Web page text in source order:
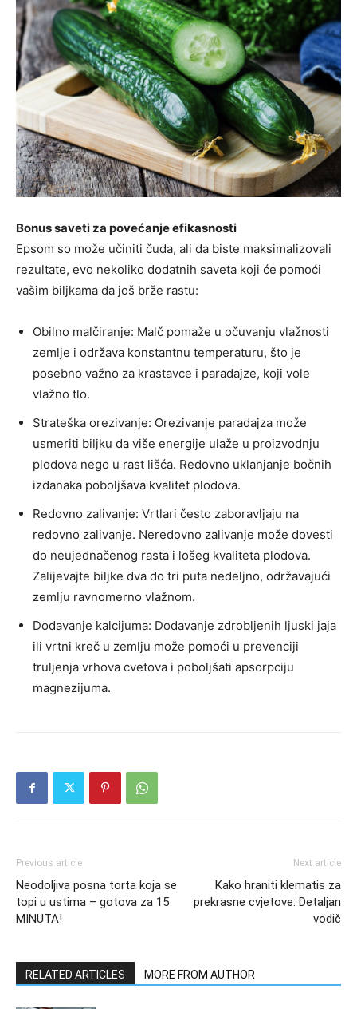
Bonus saveti za povećanje efikasnosti
Epsom so može učiniti čuda, ali da biste maksimalizovali
rezultate, evo nekoliko dodatnih saveta koji će pomoći
vašim biljkama da još brže rastu:
Obilno malčiranje: Malč pomaže u očuvanju vlažnosti
zemlje i održava konstantnu temperaturu, što je
posebno važno za krastavce i paradajze, koji vole
vlažno tlo.
Strateška orezivanje: Orezivanje paradajza može
usmeriti biljku da više energije ulaže u proizvodnju
plodova nego u rast lišća. Redovno uklanjanje bočnih
izdanaka poboljšava kvalitet plodova.
Redovno zalivanje: Vrtlari često zaboravljaju na
redovno zalivanje. Neredovno zalivanje može dovesti
do neujednačenog rasta i lošeg kvaliteta plodova.
Zalijevajte biljke dva do tri puta nedeljno, održavajući
zemlju ravnomerno vlažnom.
Dodavanje kalcijuma: Dodavanje zdrobljenih ljuski jaja
ili vrtni kreč u zemlju može pomoći u prevenciji
truljenja vrhova cvetova i poboljšati apsorpciju
magnezijuma.
Previous article
Neodoljiva posna torta koja se
topi u ustima – gotova za 15
MINUTA!
Next article
Kako hraniti klematis za
prekrasne cvjetove: Detaljan
vodič
RELATED ARTICLES MORE FROM AUTHOR